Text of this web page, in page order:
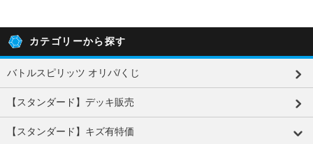
カテゴリーから探す
バトルスピリッツ オリパ/くじ
【スタンダード】デッキ販売
【スタンダード】キズ有特価